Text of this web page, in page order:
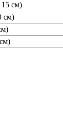
15 см)
см)